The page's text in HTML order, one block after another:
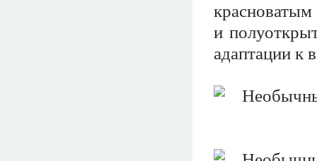
и
адаптации к